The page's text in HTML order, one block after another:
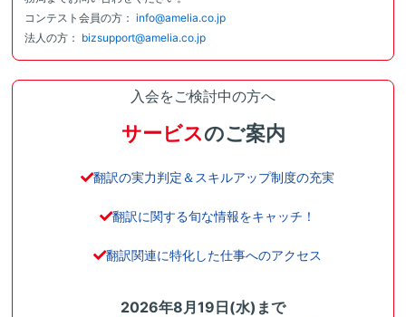
コンテスト会員の方： info@amelia.co.jp
法人の方： bizsupport@amelia.co.jp
入会をご検討中の方へ
サービスのご案内
翻訳の実力判定＆スキルアップ制度の充実
翻訳に関する旬な情報をキャッチ！
翻訳関連に特化した仕事へのアクセス
2026年8月19日(水)まで